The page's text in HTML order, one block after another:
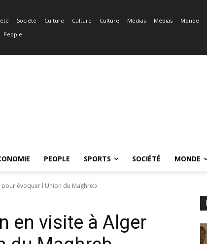
Société Culture Culture Culture Médias Médias Monde
People
PEOPLE SPORTS SOCIÉTÉ MONDE
évoquer l'Union du Maghreb
en visite à Alger